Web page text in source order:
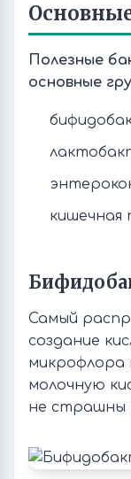
Полезные
основные
кишечная
Самый
создание
молочную
не страшны